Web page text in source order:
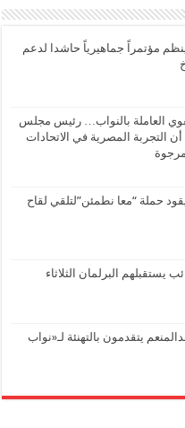
مؤتمراً جماهيرياً حاشدا لدعم
العاملة بالنواب… رئيس مجلس
التجربة المصرية في الاتحادات
حملة “معا نطمئن”لتلقي لقاح
أسماء أول 100 نائب يستقبلهم البرلمان الثلاثاء
يتقدمون بالتهنئة لـ«نواب